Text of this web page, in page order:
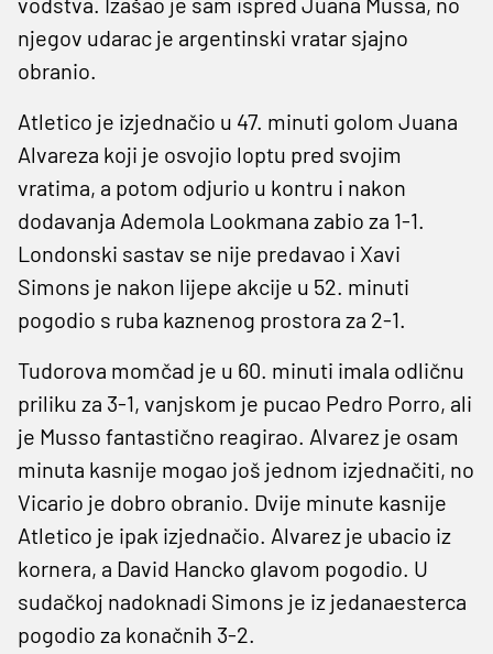
njegov udarac je argentinski vratar sjajno
obranio.
Atletico je izjednačio u 47. minuti golom Juana
Alvareza koji je osvojio loptu pred svojim
vratima, a potom odjurio u kontru i nakon
dodavanja Ademola Lookmana zabio za 1-1.
Londonski sastav se nije predavao i Xavi
Simons je nakon lijepe akcije u 52. minuti
pogodio s ruba kaznenog prostora za 2-1.
Tudorova momčad je u 60. minuti imala odličnu
priliku za 3-1, vanjskom je pucao Pedro Porro, ali
je Musso fantastično reagirao. Alvarez je osam
minuta kasnije mogao još jednom izjednačiti, no
Vicario je dobro obranio. Dvije minute kasnije
Atletico je ipak izjednačio. Alvarez je ubacio iz
kornera, a David Hancko glavom pogodio. U
sudačkoj nadoknadi Simons je iz jedanaesterca
pogodio za konačnih 3-2.